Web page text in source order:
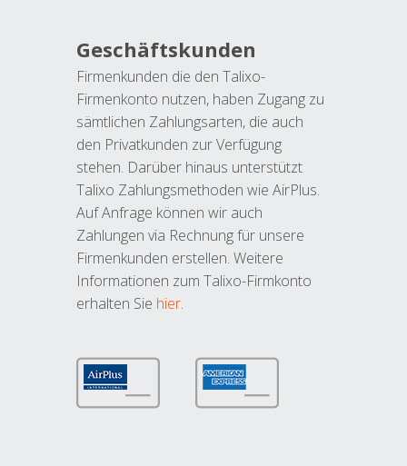
Geschäftskunden
Firmenkunden die den Talixo-
Firmenkonto nutzen, haben Zugang zu
sämtlichen Zahlungsarten, die auch
den Privatkunden zur Verfügung
stehen. Darüber hinaus unterstützt
Talixo Zahlungsmethoden wie AirPlus.
Auf Anfrage können wir auch
Zahlungen via Rechnung für unsere
Firmenkunden erstellen. Weitere
Informationen zum Talixo-Firmkonto
erhalten Sie hier.